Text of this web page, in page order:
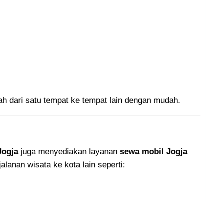
dari satu tempat ke tempat lain dengan mudah.
juga menyediakan layanan sewa mobil Jogja
wisata ke kota lain seperti: